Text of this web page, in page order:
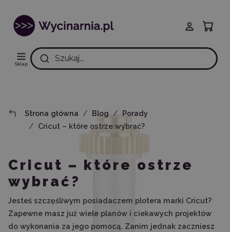
Sklep
Szukaj...
Strona główna Blog
Porady
Cricut – które ostrze wybrać?
Cricut – które ostrze
wybrać?
Jesteś szczęśliwym posiadaczem plotera marki Cricut?
Zapewne masz już wiele planów i ciekawych projektów
do wykonania za jego pomocą. Zanim jednak zaczniesz